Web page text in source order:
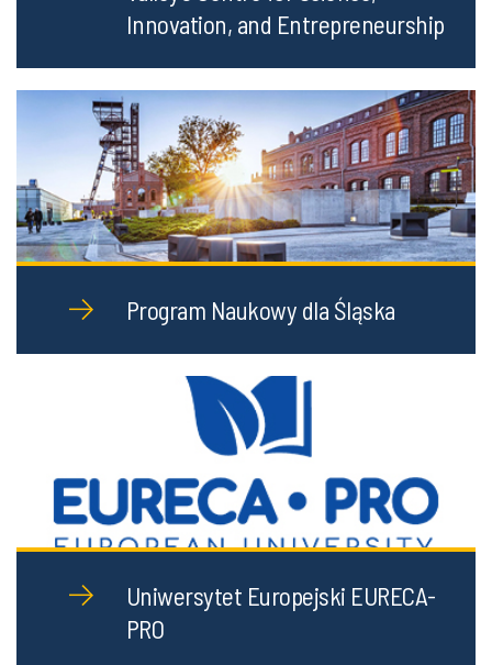
Innovation, and Entrepreneurship
Program Naukowy dla Śląska
Uniwersytet Europejski EURECA-
PRO